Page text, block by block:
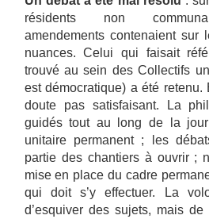
résidents non
amendements contenaient
nuances. Celui qui faisait
trouvé au sein des Collectifs
est démocratique) a été retenu.
doute pas satisfaisant. La
guidés tout au long de la
unitaire permanent ; les
partie des chantiers à ouvrir ;
mise en place du cadre
qui doit s’y effectuer. La
d’esquiver des sujets, mais